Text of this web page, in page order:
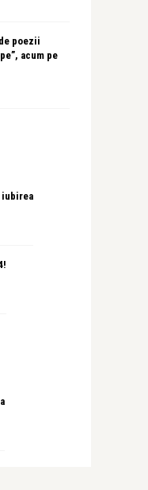
poezii
acum pe
iubirea